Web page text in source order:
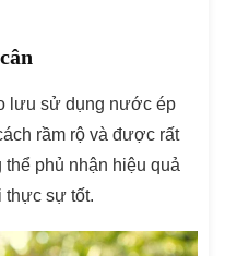
lưu sử dụng nước ép
rầm rộ và được rất
thể phủ nhận hiệu quả
thực sự tốt.